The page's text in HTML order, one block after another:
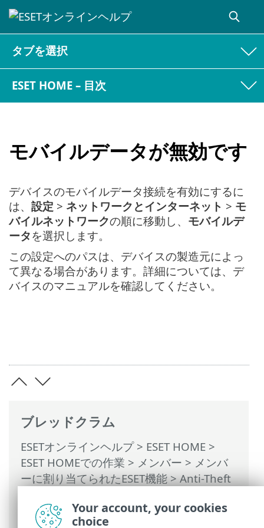
タブを選択
ESET HOME – 目次
モバイルデータが無効です
ブレッドクラム
ESETオンラインヘルプ> ESET HOME >
ESET HOMEでの作業 > メンバー > メンバ
ーに割り当てられたESET機能>Anti-Theft
最適化> Androidユーザー > モバイルデー
デバイスのモバイルデータ接続を有効にするに
は、 設定 > ネットワークとインターネット > モ
バイルネットワークの順に移動し、 モバイルデ
ータを選択します。
この設定へのパスは、デバイスの製造元によっ
て異なる場合があります。詳細については、デ
バイスのマニュアルを確認してください。
Your account, your cookies
choice